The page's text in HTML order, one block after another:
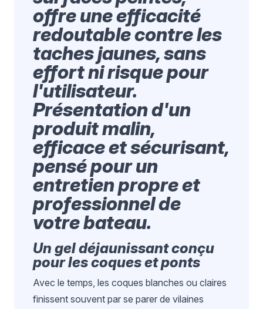
offre une efficacité
redoutable contre les
taches jaunes, sans
effort ni risque pour
l'utilisateur.
Présentation d'un
produit malin,
efficace et sécurisant,
pensé pour un
entretien propre et
professionnel de
votre bateau.
Un gel déjaunissant conçu
pour les coques et ponts
Avec le temps, les coques blanches ou claires
finissent souvent par se parer de vilaines